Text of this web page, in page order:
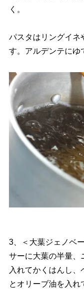
く。
パスタはリングイネ
す。アルデンテにゆ
3、＜大葉ジェノベ
サーに大葉の半量、
入れてかくはんし
とオリーブ油を入れ